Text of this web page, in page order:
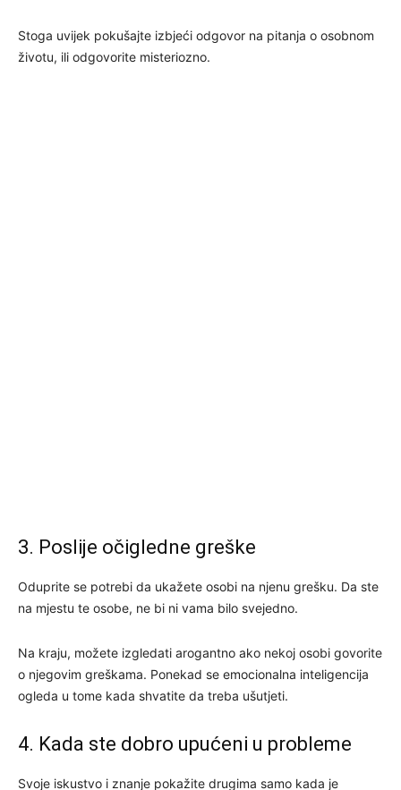
Stoga uvijek pokušajte izbjeći odgovor na pitanja o osobnom
životu, ili odgovorite misteriozno.
3. Poslije očigledne greške
Oduprite se potrebi da ukažete osobi na njenu grešku. Da ste
na mjestu te osobe, ne bi ni vama bilo svejedno.
Na kraju, možete izgledati arogantno ako nekoj osobi govorite
o njegovim greškama. Ponekad se emocionalna inteligencija
ogleda u tome kada shvatite da treba ušutjeti.
4. Kada ste dobro upućeni u probleme
Svoje iskustvo i znanje pokažite drugima samo kada je